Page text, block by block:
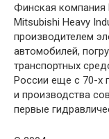
Финская компания
Mitsubishi Heavy
производителем
автомобилей,
транспортных
России еще с 70-х
и производства
первые